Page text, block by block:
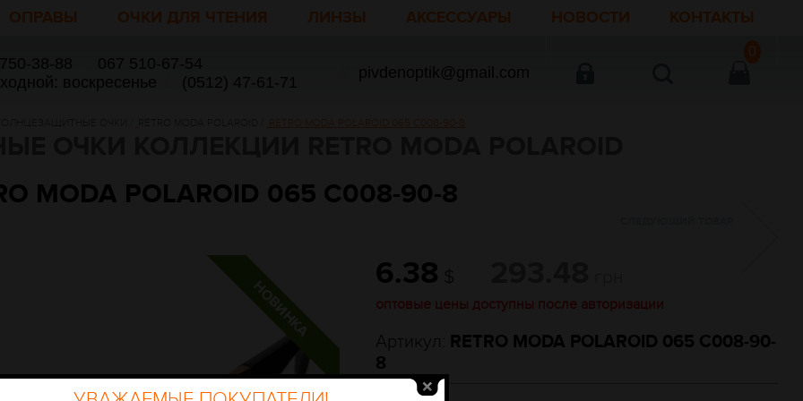
ОПРАВЫ ОЧКИ ДЛЯ ЧТЕНИЯ ЛИНЗЫ АКСЕССУАРЫ НОВОСТИ КОНТАКТЫ
0
38-88
067 510-67-54
воскресенье
(0512) 47-61-71
pivdenoptik@gmail.com
RETRO MODA POLAROID 065 C008-90-8
MODA POLAROID 065 C008-90-8
6.38 $
оптовые цены доступны после авторизации
Артикул: RETRO MODA POLAROID 065 C008-90-
8